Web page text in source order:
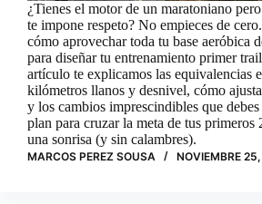
¿Tienes el motor de un maratoniano
te impone respeto? No empieces de
cómo aprovechar toda tu base aeróbica
para diseñar tu entrenamiento primer
artículo te explicamos las equivalencias
kilómetros llanos y desnivel, cómo
y los cambios imprescindibles que debes
plan para cruzar la meta de tus primeros
una sonrisa (y sin calambres).
MARCOS PEREZ SOUSA NOVIEMBRE